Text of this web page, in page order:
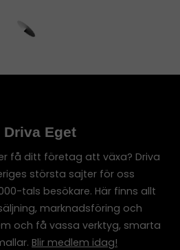
Driva Eget
få ditt företag att växa? Driva
största sajter för oss
tals besökare. Här finns allt
marknadsföring och
och få vassa verktyg, smarta
Blir medlem idag!